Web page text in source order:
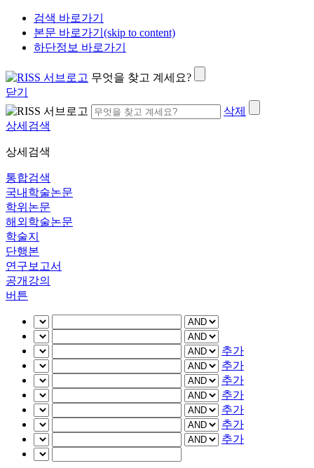
검색 바로가기
본문 바로가기(skip to content)
하단정보 바로가기
무엇을 찾고 계세요?
닫기
삭제
상세검색
상세검색
통합검색
국내학술논문
학위논문
해외학술논문
학술지
단행본
연구보고서
공개강의
버튼
추가
추가
추가
추가
추가
추가
추가